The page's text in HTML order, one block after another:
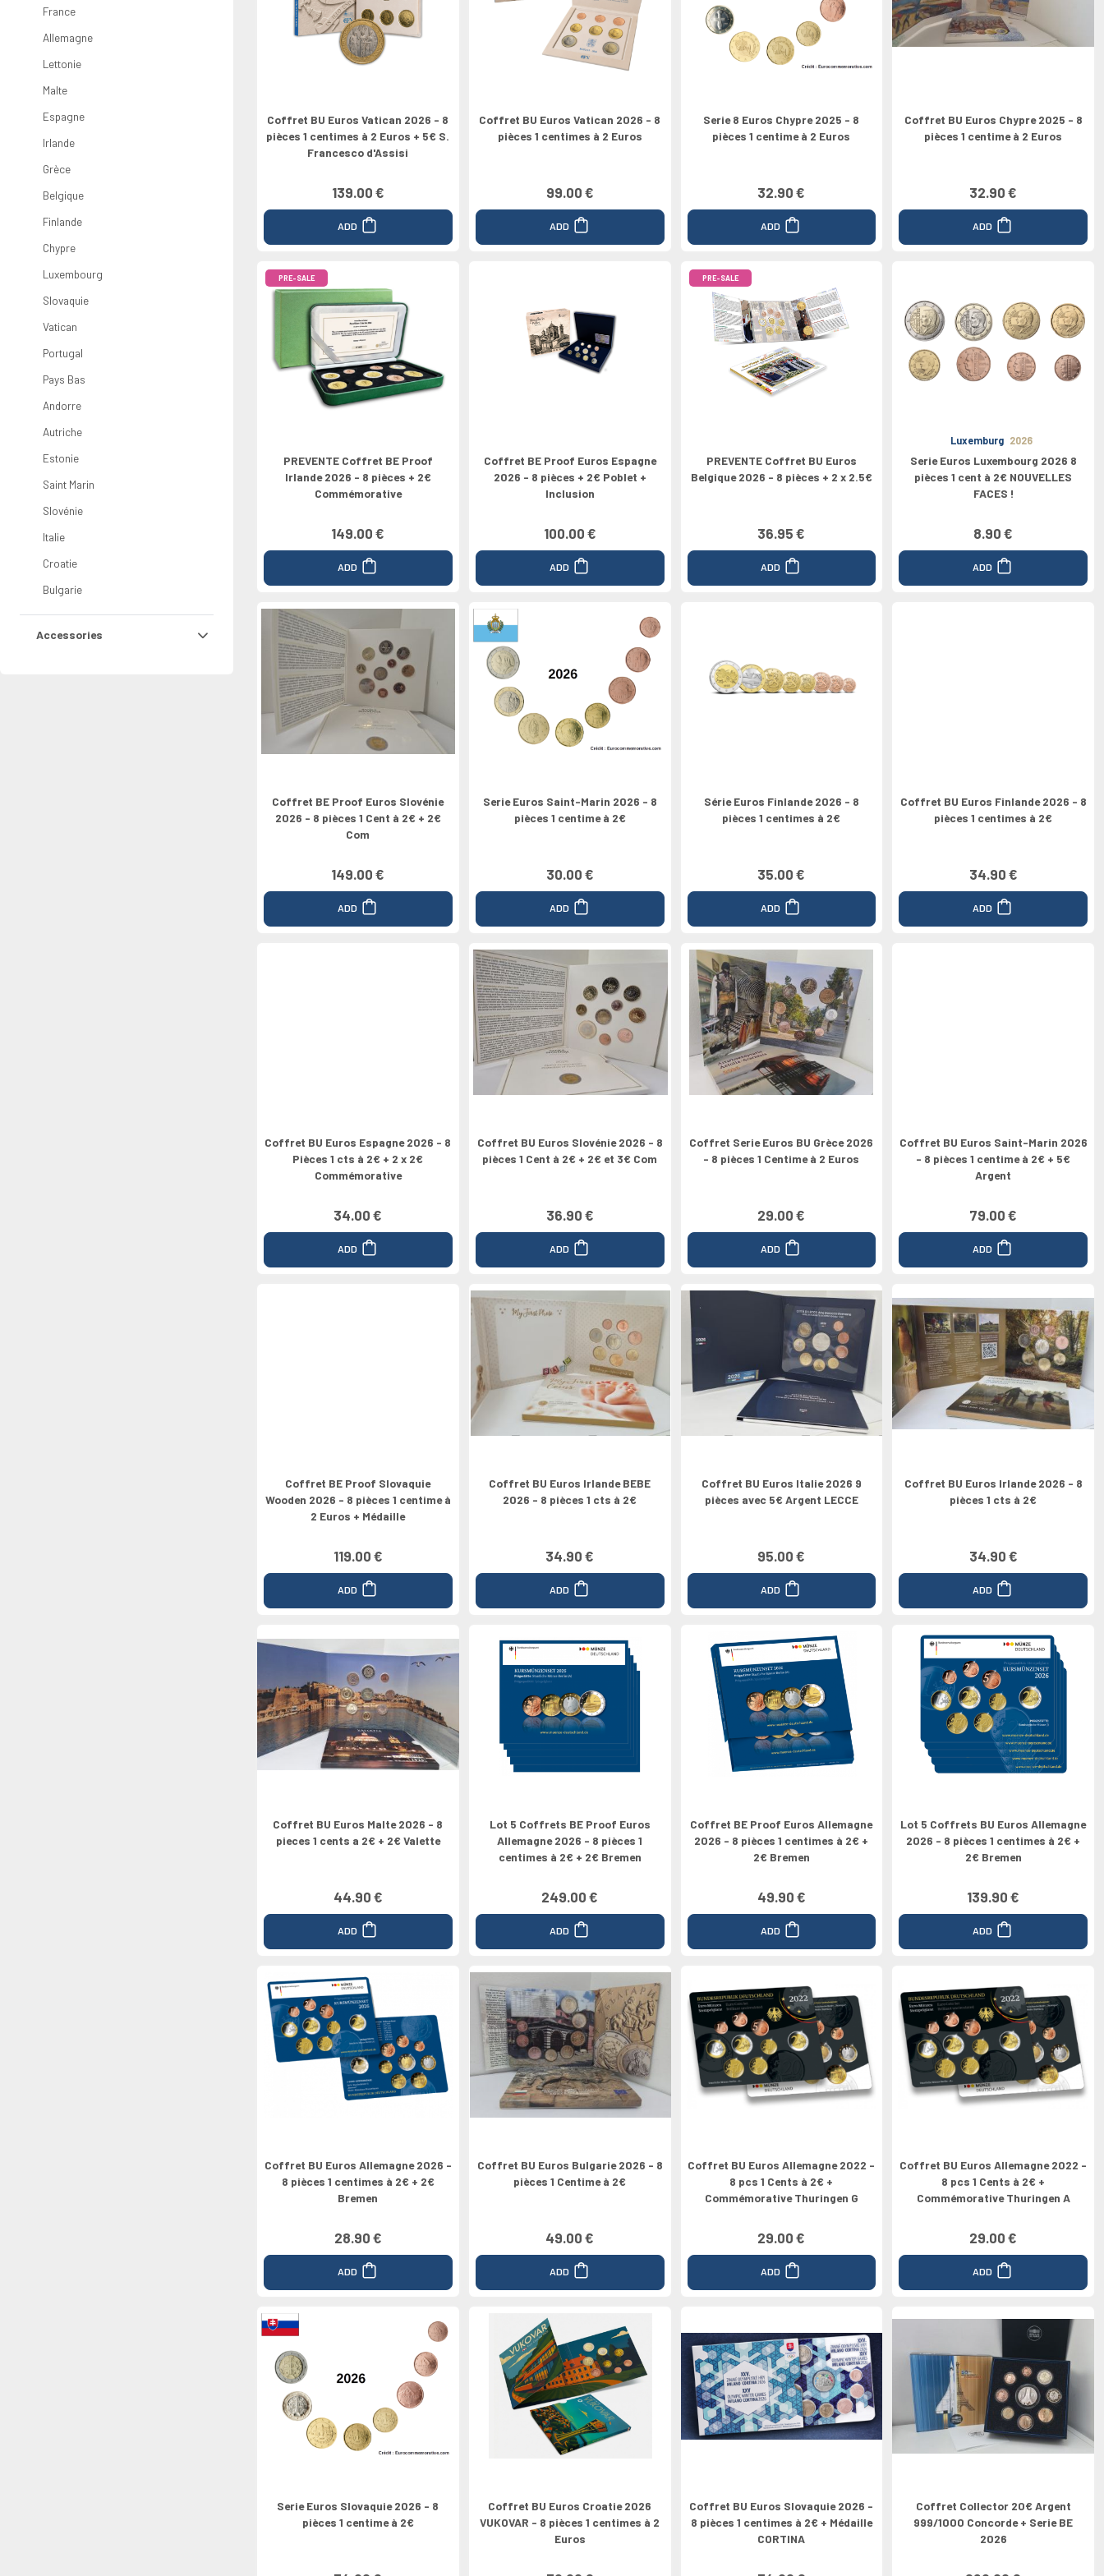
Vaticano
Croatie
Bulgarie
Valeur 100€
Valeur 200€
Grèce
2024
North Europe
Grèce
Croatie
Bulgarie
France
Allemagne
Lettonie
Malte
Espagne
Irlande
Grèce
Belgique
Finlande
Chypre
Luxembourg
Slovaquie
Vatican
Portugal
Pays Bas
Andorre
Autriche
Estonie
Saint Marin
Slovénie
Italie
Croatie
Bulgarie
Accessories
Coffret BU Euros Vatican 2026 - 8
pièces 1 centimes à 2 Euros + 5€ S.
Francesco d'Assisi
139.00 €
ADD
Coffret BU Euros Vatican 2026 - 8
pièces 1 centimes à 2 Euros
99.00 €
ADD
Serie 8 Euros Chypre 2025 - 8
pièces 1 centime à 2 Euros
32.90 €
ADD
Coffret BU Euros Chypre 2025 - 8
pièces 1 centime à 2 Euros
32.90 €
ADD
PRE-SALE
PREVENTE Coffret BE Proof
Irlande 2026 - 8 pièces + 2€
Commémorative
149.00 €
ADD
Coffret BE Proof Euros Espagne
2026 - 8 pièces + 2€ Poblet +
Inclusion
100.00 €
ADD
PRE-SALE
PREVENTE Coffret BU Euros
Belgique 2026 - 8 pièces + 2 x 2.5€
36.95 €
ADD
Luxemburg 2026
Serie Euros Luxembourg 2026 8
pièces 1 cent à 2€ NOUVELLES
FACES !
8.90 €
ADD
Coffret BE Proof Euros Slovénie
2026 - 8 pièces 1 Cent à 2€ + 2€
Com
149.00 €
ADD
Serie Euros Saint-Marin 2026 - 8
pièces 1 centime à 2€
30.00 €
ADD
Série Euros Finlande 2026 - 8
pièces 1 centimes à 2€
35.00 €
ADD
Coffret BU Euros Finlande 2026 - 8
pièces 1 centimes à 2€
34.90 €
ADD
Coffret BU Euros Espagne 2026 - 8
Pièces 1 cts à 2€ + 2 x 2€
Commémorative
34.00 €
ADD
Coffret BU Euros Slovénie 2026 - 8
pièces 1 Cent à 2€ + 2€ et 3€ Com
36.90 €
ADD
Coffret Serie Euros BU Grèce 2026
- 8 pièces 1 Centime à 2 Euros
29.00 €
ADD
Coffret BU Euros Saint-Marin 2026
- 8 pièces 1 centime à 2€ + 5€
Argent
79.00 €
ADD
Coffret BE Proof Slovaquie
Wooden 2026 - 8 pièces 1 centime à
2 Euros + Médaille
119.00 €
ADD
Coffret BU Euros Irlande BEBE
2026 - 8 pièces 1 cts à 2€
34.90 €
ADD
Coffret BU Euros Italie 2026 9
pièces avec 5€ Argent LECCE
95.00 €
ADD
Coffret BU Euros Irlande 2026 - 8
pièces 1 cts à 2€
34.90 €
ADD
Coffret BU Euros Malte 2026 - 8
pieces 1 cents a 2€ + 2€ Valette
44.90 €
ADD
Lot 5 Coffrets BE Proof Euros
Allemagne 2026 - 8 pièces 1
centimes à 2€ + 2€ Bremen
249.00 €
ADD
Coffret BE Proof Euros Allemagne
2026 - 8 pièces 1 centimes à 2€ +
2€ Bremen
49.90 €
ADD
Lot 5 Coffrets BU Euros Allemagne
2026 - 8 pièces 1 centimes à 2€ +
2€ Bremen
139.90 €
ADD
Coffret BU Euros Allemagne 2026 -
8 pièces 1 centimes à 2€ + 2€
Bremen
28.90 €
ADD
Coffret BU Euros Bulgarie 2026 - 8
pièces 1 Centime à 2€
49.00 €
ADD
Coffret BU Euros Allemagne 2022 -
8 pcs 1 Cents à 2€ +
Commémorative Thuringen G
29.00 €
ADD
Coffret BU Euros Allemagne 2022 -
8 pcs 1 Cents à 2€ +
Commémorative Thuringen A
29.00 €
ADD
Serie Euros Slovaquie 2026 - 8
pièces 1 centime à 2€
Coffret BU Euros Croatie 2026
VUKOVAR - 8 pièces 1 centimes à 2
Euros
Coffret BU Euros Slovaquie 2026 -
8 pièces 1 centimes à 2€ + Médaille
CORTINA
Coffret Collector 20€ Argent
999/1000 Concorde + Serie BE
2026